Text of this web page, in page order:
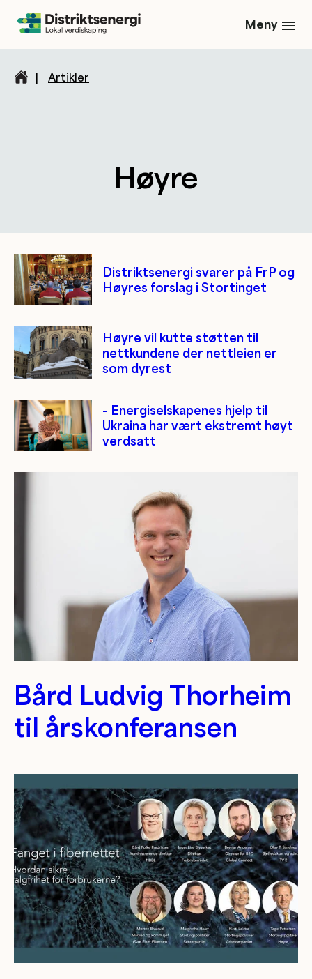
Meny
Artikler
Høyre
Kategori/tag artikler
Distriktsenergi svarer på FrP og
Høyres forslag i Stortinget
Høyre vil kutte støtten til
nettkundene der nettleien er
som dyrest
– Energiselskapenes hjelp til
Ukraina har vært ekstremt høyt
verdsatt
Bård Ludvig Thorheim
til årskonferansen